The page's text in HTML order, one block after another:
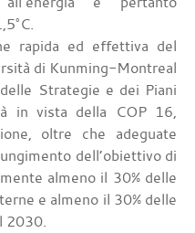
rapida ed effettiva del
di Kunming-Montreal
Strategie e dei Piani
in vista della COP 16,
oltre che adeguate
dell’obiettivo di
almeno il 30% delle
e almeno il 30% delle
2030.